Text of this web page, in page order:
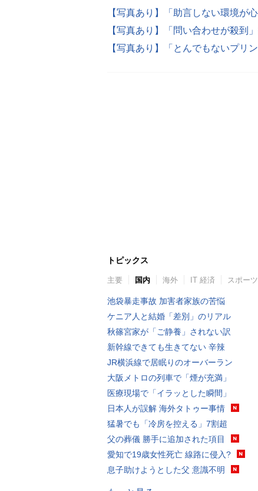
トピックス
主要 国内 海外 IT 経済 スポーツ
池袋暴走事故 加害者家族の苦悩
ケニア人と結婚「差別」のリアル
秋篠宮家が「ご静養」されない訳
新幹線できても生きてない 辛辣
JR横浜線で居眠りのオーバーラン
大阪メトロの列車で「煙が充満」
医療現場で「イラッとした瞬間」
日本人が誤解 海外タトゥー事情
猛暑でも「冷房を控える」7割超
父の葬儀 勝手に追加された項目
愛知で19歳女性死亡 線路に侵入?
息子助けようとした父 意識不明